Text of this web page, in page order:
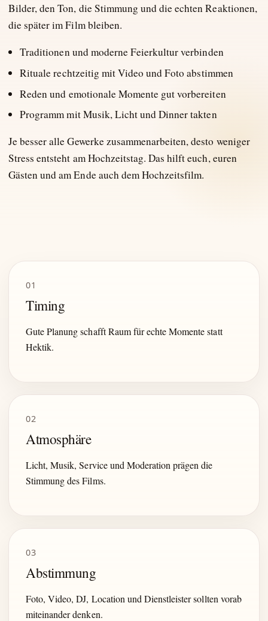
Bilder, den Ton, die Stimmung und die echten Reaktionen,
die später im Film bleiben.
Traditionen und moderne Feierkultur verbinden
Rituale rechtzeitig mit Video und Foto abstimmen
Reden und emotionale Momente gut vorbereiten
Programm mit Musik, Licht und Dinner takten
Je besser alle Gewerke zusammenarbeiten, desto weniger
Stress entsteht am Hochzeitstag. Das hilft euch, euren
Gästen und am Ende auch dem Hochzeitsfilm.
01
Timing
Gute Planung schafft Raum für echte Momente statt
Hektik.
02
Atmosphäre
Licht, Musik, Service und Moderation prägen die
Stimmung des Films.
03
Abstimmung
Foto, Video, DJ, Location und Dienstleister sollten vorab
miteinander denken.